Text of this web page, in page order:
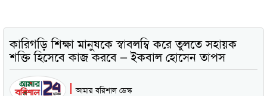
কারিগড়ি শিক্ষা মানুষকে স্বাবলম্বি করে তুলতে সহায়ক
শক্তি হিসেবে কাজ করবে – ইকবাল হোসেন তাপস
আমার বরিশাল ডেস্ক